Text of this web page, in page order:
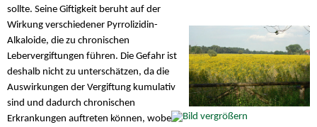
sollte. Seine Giftigkeit beruht auf der
Wirkung verschiedener Pyrrolizidin-
Alkaloide, die zu chronischen
Lebervergiftungen führen. Die Gefahr ist
deshalb nicht zu unterschätzen, da die
Auswirkungen der Vergiftung kumulativ
sind und dadurch chronischen
Erkrankungen auftreten können, wobei